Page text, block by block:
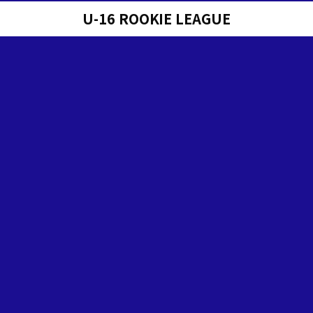
U-16 ROOKIE LEAGUE